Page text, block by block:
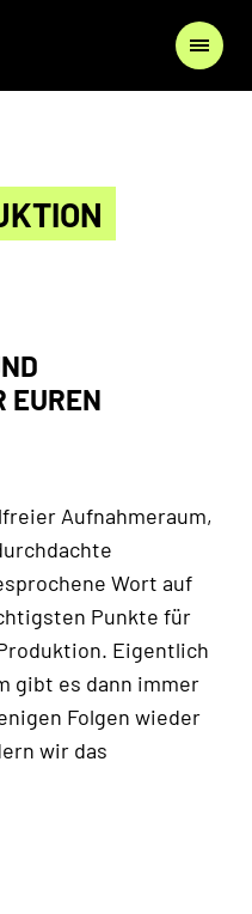
EUREN
Aufnahmeraum,
Wort auf
Punkte für
Eigentlich
gibt es dann immer
Folgen wieder
wir das